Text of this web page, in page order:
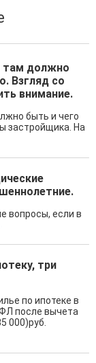
там должно
Взгляд со
внимание.
быть и чего
застройщика. На
вопросы, если в
три
по ипотеке в
после вычета
000)руб.